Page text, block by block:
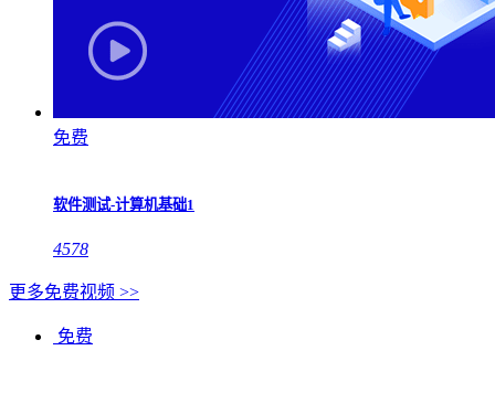
免费
软件测试-计算机基础1
4578
更多免费视频 >>
免费